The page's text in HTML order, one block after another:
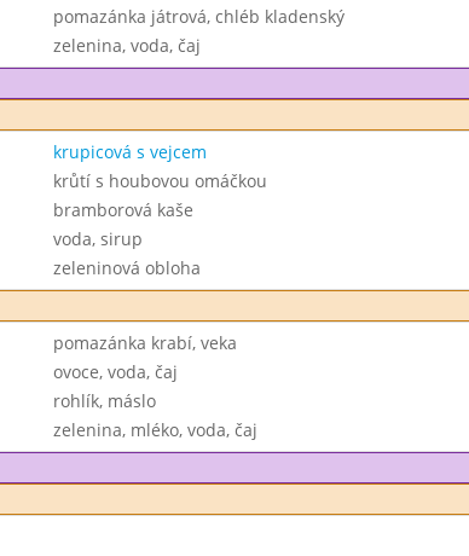
pomazánka játrová, chléb kladenský
zelenina, voda, čaj
krupicová s vejcem
krůtí s houbovou omáčkou
bramborová kaše
voda, sirup
zeleninová obloha
pomazánka krabí, veka
ovoce, voda, čaj
rohlík, máslo
zelenina, mléko, voda, čaj